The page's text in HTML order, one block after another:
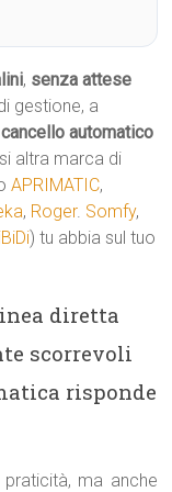
, senza attese
gestione, a
cancello automatico
altra marca di
APRIMATIC,
, Roger. Somfy,
) tu abbia sul tuo
diretta
scorrevoli
risponde
ma anche